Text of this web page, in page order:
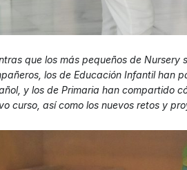
que los más pequeños de
los de Educación Infantil han
y los de Primaria han compartido
curso, así como los nuevos retos y